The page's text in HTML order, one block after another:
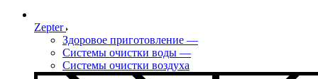
Zepter
Здоровое приготовление —
Системы очистки воды —
Системы очистки воздуха